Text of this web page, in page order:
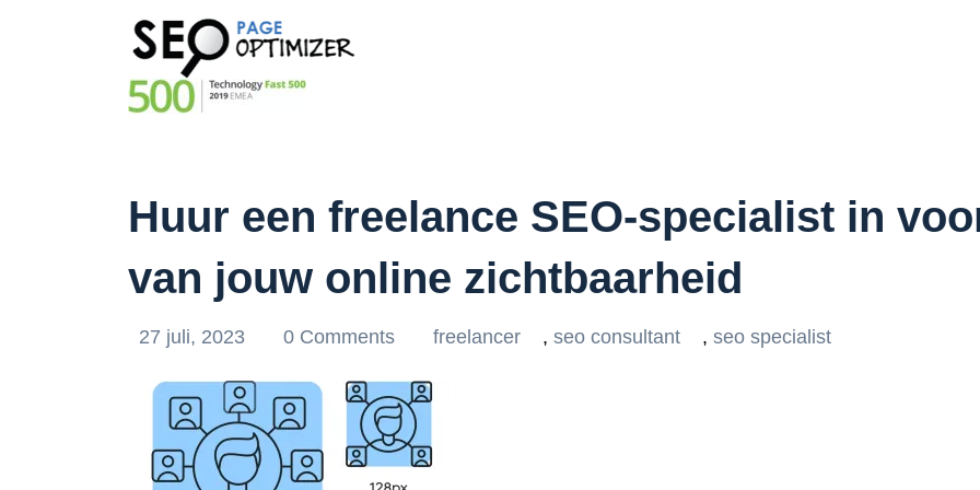
Huur een freelance SEO-specialist in
van jouw online zichtbaarheid
27 juli, 2023 0 Comments freelancer , seo consultant , seo specialist